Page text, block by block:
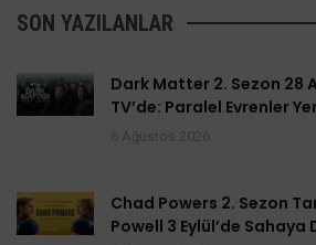
SON YAZILANLAR
Dark Matter 2. Sezon 28
TV’de: Paralel Evrenler
Chad Powers 2. Sezon
Powell 3 Eylül’de Sahaya